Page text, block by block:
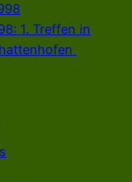
1. Treffen in